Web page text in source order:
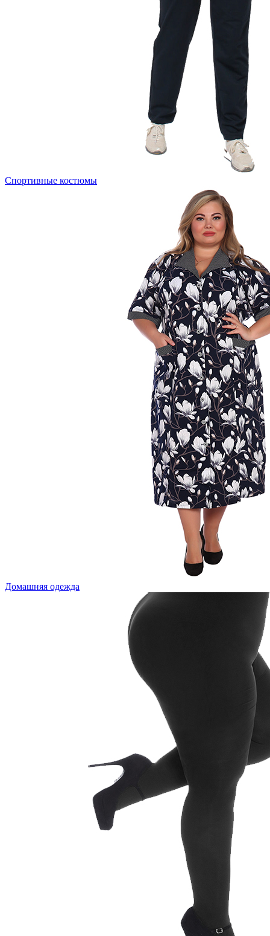
Спортивные костюмы
Домашняя одежда